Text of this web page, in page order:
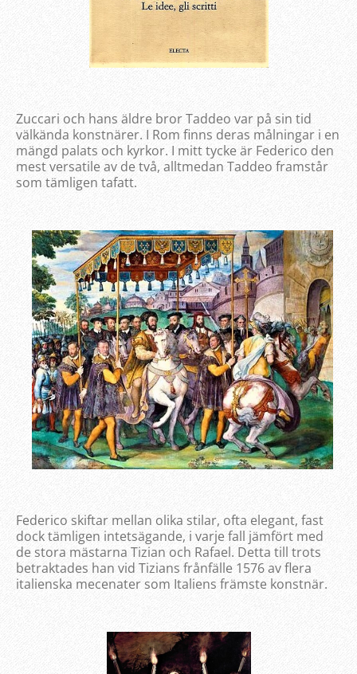
Zuccari och hans äldre bror Taddeo var på sin tid
välkända konstnärer. I Rom finns deras målningar i en
mängd palats och kyrkor. I mitt tycke är Federico den
mest versatile av de två, alltmedan Taddeo framstår
som tämligen tafatt.
Federico skiftar mellan olika stilar, ofta elegant, fast
dock tämligen intetsägande, i varje fall jämfört med
de stora mästarna Tizian och Rafael. Detta till trots
betraktades han vid Tizians frånfälle 1576 av flera
italienska mecenater som Italiens främste konstnär.